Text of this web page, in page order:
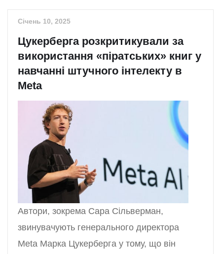
Січень 10, 2025
Цукерберга розкритикували за
використання «піратських» книг у
навчанні штучного інтелекту в
Meta
Автори, зокрема Сара Сільверман,
звинувачують генерального директора
Meta Марка Цукерберга у тому, що він